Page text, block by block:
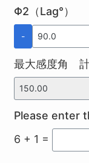
Φ2（Lag°）
-
最大感度角 計
Please enter
6 + 1 =